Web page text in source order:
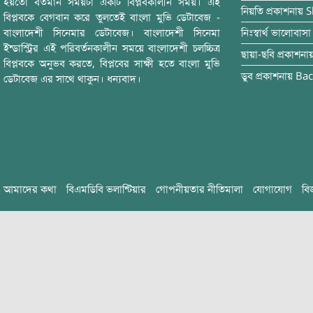
বিপ্লবকে বেগবান করে তুলতেই বাংলা মুভি ডেটাবেজ -
বাংলাদেশী সিনেমার ডেটাবেজ। বাংলাদেশী সিনেমা
ইন্ডাস্ট্রির এই পরিবর্তনকালীন সময়ে বাংলাদেশী চলচ্চিত্র
বিপ্লবকে অনুভব করতে, বিপ্লবের সাক্ষী হতে বাংলা মুভি
ডেটাবেজ এর সাথে থাকুন। ধন্যবাদ।
নিয়তি প্রকাশনায়
নিঃস্বার্থ ভালোবাসা
ছায়া-ছবি
ডুব প্রকাশনায়
আমাদের কথা বিএমডিবি ভলান্টিয়ার গোপনীয়তার নীতিমালা যোগাযোগ